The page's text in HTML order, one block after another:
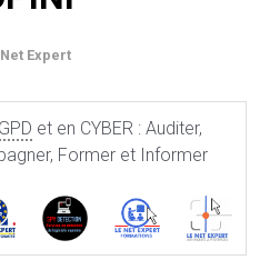
Expert
et en CYBER : Auditer,
Former et Informer